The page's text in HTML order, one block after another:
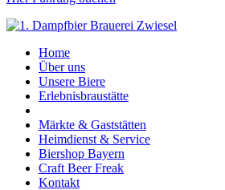
Home
Über uns
Unsere Biere
Erlebnisbraustätte
Märkte & Gaststätten
Heimdienst & Service
Biershop Bayern
Craft Beer Freak
Kontakt